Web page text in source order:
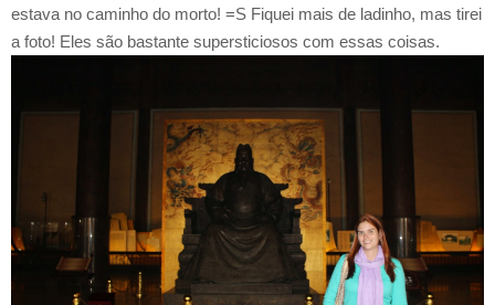
estava no caminho do morto! =S Fiquei mais de ladinho, mas tirei
a foto! Eles são bastante supersticiosos com essas coisas.